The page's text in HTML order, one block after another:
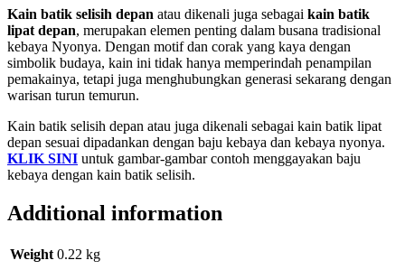
Kain batik selisih depan atau dikenali juga sebagai kain batik
lipat depan, merupakan elemen penting dalam busana tradisional
kebaya Nyonya. Dengan motif dan corak yang kaya dengan
simbolik budaya, kain ini tidak hanya memperindah penampilan
pemakainya, tetapi juga menghubungkan generasi sekarang dengan
warisan turun temurun.
Kain batik selisih depan atau juga dikenali sebagai kain batik lipat
depan sesuai dipadankan dengan baju kebaya dan kebaya nyonya.
KLIK SINI untuk gambar-gambar contoh menggayakan baju
kebaya dengan kain batik selisih.
Additional information
Weight 0.22 kg